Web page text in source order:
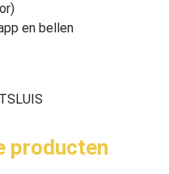
en bellen
producten